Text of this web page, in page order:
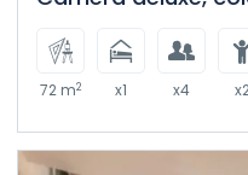
72 m2 x1 x4